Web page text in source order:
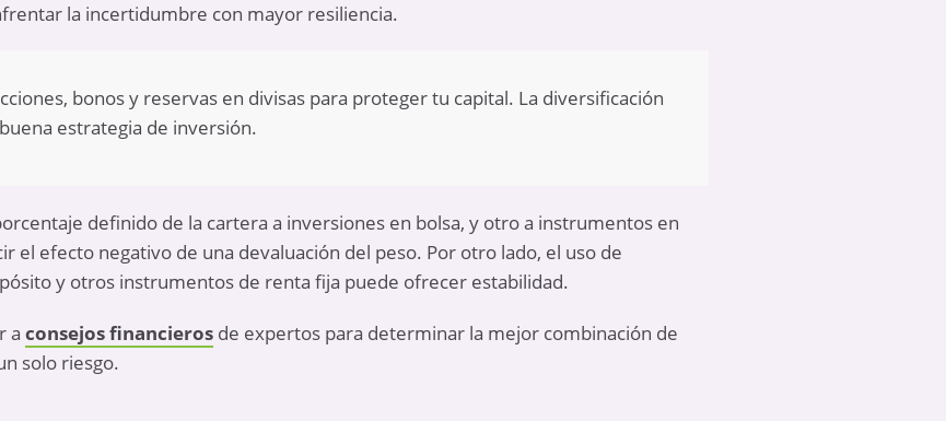
la incertidumbre con mayor resiliencia.
bonos y reservas en divisas para proteger tu capital. La diversificación
estrategia de inversión.
definido de la cartera a inversiones en bolsa, y otro a instrumentos en
el efecto negativo de una devaluación del peso. Por otro lado, el uso de
y otros instrumentos de renta fija puede ofrecer estabilidad.
a consejos financieros de expertos para determinar la mejor combinación de
solo riesgo.